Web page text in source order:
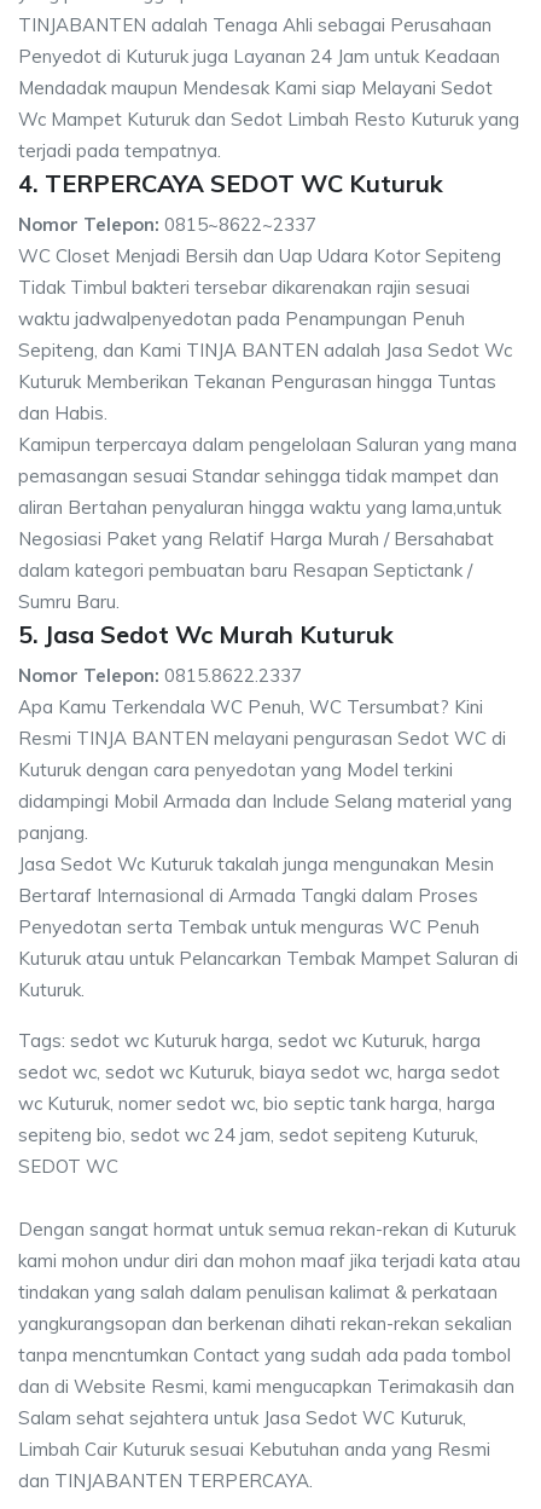
TINJABANTEN adalah Tenaga Ahli sebagai Perusahaan
Penyedot di Kuturuk juga Layanan 24 Jam untuk Keadaan
Mendadak maupun Mendesak Kami siap Melayani Sedot
Wc Mampet Kuturuk dan Sedot Limbah Resto Kuturuk yang
terjadi pada tempatnya.
4. TERPERCAYA SEDOT WC Kuturuk
Nomor Telepon: 0815~8622~2337
WC Closet Menjadi Bersih dan Uap Udara Kotor Sepiteng
Tidak Timbul bakteri tersebar dikarenakan rajin sesuai
waktu jadwalpenyedotan pada Penampungan Penuh
Sepiteng, dan Kami TINJA BANTEN adalah Jasa Sedot Wc
Kuturuk Memberikan Tekanan Pengurasan hingga Tuntas
dan Habis.
Kamipun terpercaya dalam pengelolaan Saluran yang mana
pemasangan sesuai Standar sehingga tidak mampet dan
aliran Bertahan penyaluran hingga waktu yang lama,untuk
Negosiasi Paket yang Relatif Harga Murah / Bersahabat
dalam kategori pembuatan baru Resapan Septictank /
Sumru Baru.
5. Jasa Sedot Wc Murah Kuturuk
Nomor Telepon: 0815.8622.2337
Apa Kamu Terkendala WC Penuh, WC Tersumbat? Kini
Resmi TINJA BANTEN melayani pengurasan Sedot WC di
Kuturuk dengan cara penyedotan yang Model terkini
didampingi Mobil Armada dan Include Selang material yang
panjang.
Jasa Sedot Wc Kuturuk takalah junga mengunakan Mesin
Bertaraf Internasional di Armada Tangki dalam Proses
Penyedotan serta Tembak untuk menguras WC Penuh
Kuturuk atau untuk Pelancarkan Tembak Mampet Saluran di
Kuturuk.
Tags: sedot wc Kuturuk harga, sedot wc Kuturuk, harga
sedot wc, sedot wc Kuturuk, biaya sedot wc, harga sedot
wc Kuturuk, nomer sedot wc, bio septic tank harga, harga
sepiteng bio, sedot wc 24 jam, sedot sepiteng Kuturuk,
SEDOT WC
Dengan sangat hormat untuk semua rekan-rekan di Kuturuk
kami mohon undur diri dan mohon maaf jika terjadi kata atau
tindakan yang salah dalam penulisan kalimat & perkataan
yangkurangsopan dan berkenan dihati rekan-rekan sekalian
tanpa mencntumkan Contact yang sudah ada pada tombol
dan di Website Resmi, kami mengucapkan Terimakasih dan
Salam sehat sejahtera untuk Jasa Sedot WC Kuturuk,
Limbah Cair Kuturuk sesuai Kebutuhan anda yang Resmi
dan TINJABANTEN TERPERCAYA.